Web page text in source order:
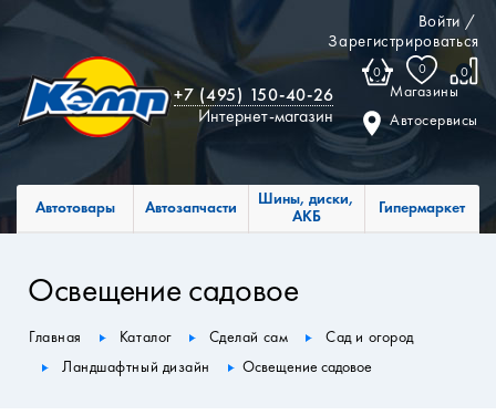
Войти /
Зарегистрироваться
0 0 0
Магазины
Автосервисы
+7 (495) 150-40-26
Интернет-магазин
Автотовары Автозапчасти
Шины, диски,
АКБ
Гипермаркет
Освещение садовое
Главная Каталог Сделай сам
Сад и огород
Ландшафтный дизайн
Освещение садовое